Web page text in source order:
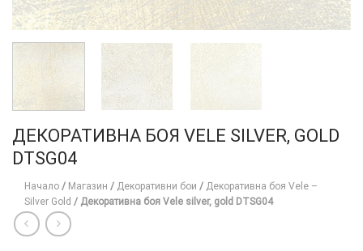
ДЕКОРАТИВНА БОЯ VELE SILVER, GOLD
DTSG04
Начало / Магазин / Декоративни бои / Декоративна боя Vele –
Silver Gold / Декоративна боя Vele silver, gold DTSG04